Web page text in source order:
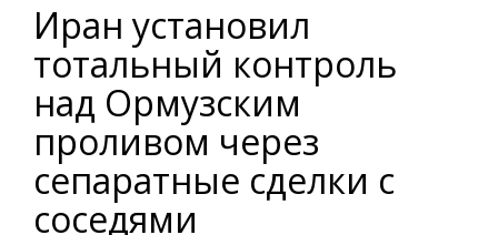
Иран установил
тотальный контроль
над Ормузским
проливом через
сепаратные сделки с
соседями